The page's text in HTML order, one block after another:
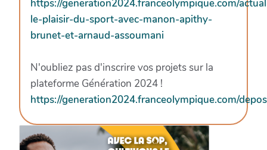
https://generation2024.franceolympique.com/
le-plaisir-du-sport-avec-manon-apithy-
brunet-et-arnaud-assoumani
N'oubliez pas d'inscrire vos projets sur la
plateforme Génération 2024 !
https://generation2024.franceolympique.com/